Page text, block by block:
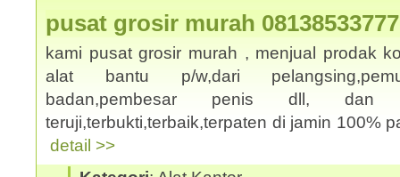
pusat grosir murah
kami pusat grosir murah , menjual prodak
alat bantu p/w,dari
badan,pembesar penis dll,
teruji,terbukti,terbaik,terpaten di jamin 100%
detail >>